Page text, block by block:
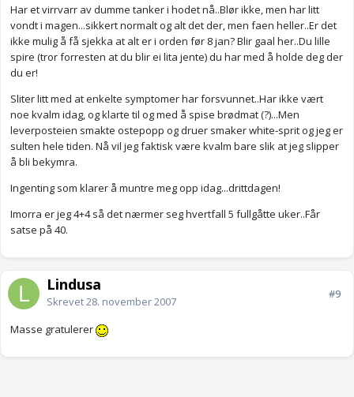
Har et virrvarr av dumme tanker i hodet nå..Blør ikke, men har litt
vondt i magen...sikkert normalt og alt det der, men faen heller..Er det
ikke mulig å få sjekka at alt er i orden før 8 jan? Blir gaal her..Du lille
spire (tror forresten at du blir ei lita jente) du har med å holde deg der
du er!
Sliter litt med at enkelte symptomer har forsvunnet..Har ikke vært
noe kvalm idag, og klarte til og med å spise brødmat (?)...Men
leverposteien smakte ostepopp og druer smaker white-sprit og jeg er
sulten hele tiden. Nå vil jeg faktisk være kvalm bare slik at jeg slipper
å bli bekymra.
Ingenting som klarer å muntre meg opp idag...drittdagen!
Imorra er jeg 4+4 så det nærmer seg hvertfall 5 fullgåtte uker..Får
satse på 40.
Lindusa
Skrevet28. november 2007
#9
Masse gratulerer